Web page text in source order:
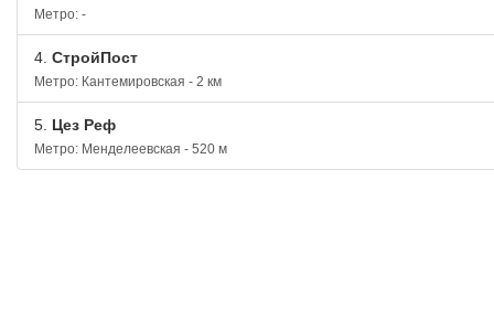
Метро: -
4. СтройПост
Метро: Кантемировская - 2 км
5. Цез Реф
Метро: Менделеевская - 520 м